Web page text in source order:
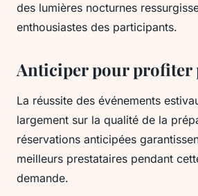
des lumières nocturnes
enthousiastes des participants.
Anticiper pour profiter
La réussite des événements
largement sur la qualité de la
réservations anticipées
meilleurs prestataires pendant
demande.